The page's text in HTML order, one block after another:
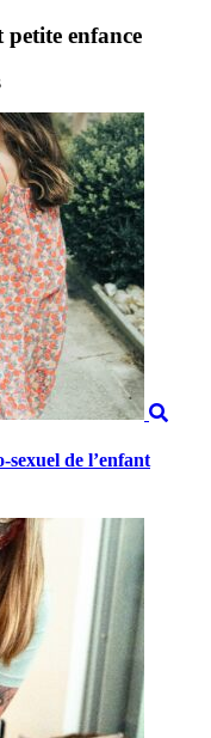
enfance
sexuel de l’enfant